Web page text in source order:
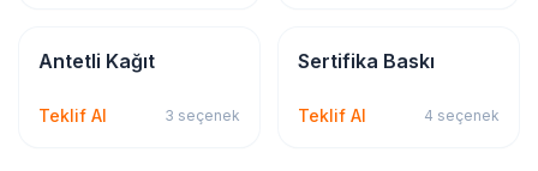
Kırtasiye & Matbu
Antetli Kağıt
Teklif Al 3 seçenek
Kırtasiye & Matbu
Sertifika Baskı
Teklif Al 4 seçenek